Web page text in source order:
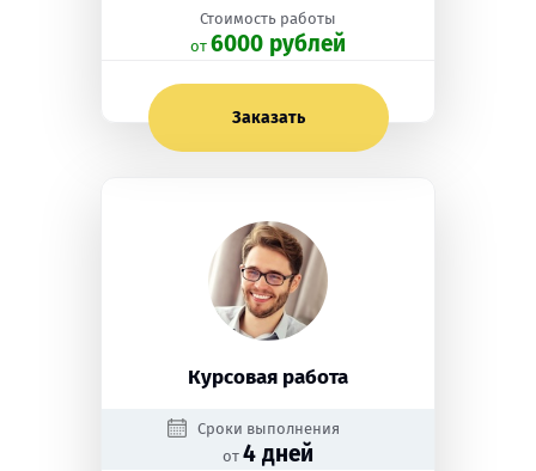
Стоимость работы
oт 6000 рублей
Заказать
Курсовая работа
Сроки выполнения
от 4 дней